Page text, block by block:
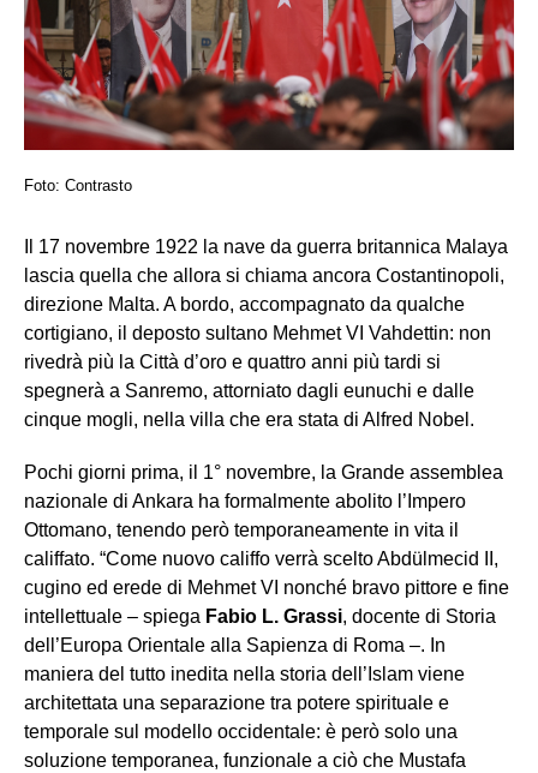
Foto: Contrasto
Il 17 novembre 1922 la nave da guerra britannica Malaya
lascia quella che allora si chiama ancora Costantinopoli,
direzione Malta. A bordo, accompagnato da qualche
cortigiano, il deposto sultano Mehmet VI Vahdettin: non
rivedrà più la Città d’oro e quattro anni più tardi si
spegnerà a Sanremo, attorniato dagli eunuchi e dalle
cinque mogli, nella villa che era stata di Alfred Nobel.
Pochi giorni prima, il 1° novembre, la Grande assemblea
nazionale di Ankara ha formalmente abolito l’Impero
Ottomano, tenendo però temporaneamente in vita il
califfato. “Come nuovo califfo verrà scelto Abdülmecid II,
cugino ed erede di Mehmet VI nonché bravo pittore e fine
intellettuale – spiega Fabio L. Grassi, docente di Storia
dell’Europa Orientale alla Sapienza di Roma –. In
maniera del tutto inedita nella storia dell’Islam viene
architettata una separazione tra potere spirituale e
temporale sul modello occidentale: è però solo una
soluzione temporanea, funzionale a ciò che Mustafa